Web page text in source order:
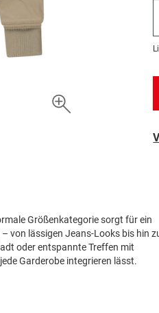
Größenkategorie sorgt für ein
von lässigen Jeans-Looks bis hin
oder entspannte Treffen mit
Garderobe integrieren lässt.